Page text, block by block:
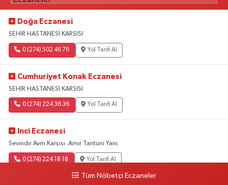
Doğa Eczanesi
ŞEHİR HASTANESİ KARŞISI
0 (274) 502 46 76 Yol Tarifi Al
Cumhuriyet Konak Eczanesi
ŞEHİR HASTANESİ KARŞISI
0 (274) 224 36 36 Yol Tarifi Al
Inci Eczanesi
Sevindir Avm Karşısı. Amir Tantuni Yanı.
0 (274) 224 18 18 Yol Tarifi Al
Tüm Nöbetçi Eczaneler